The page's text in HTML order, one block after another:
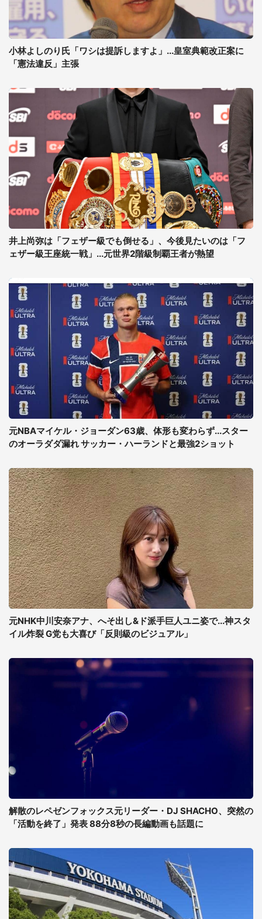
小林よしのり氏「ワシは提訴しますよ」...皇室典範改正案に
「憲法違反」主張
井上尚弥は「フェザー級でも倒せる」、今後見たいのは「フ
ェザー級王座統一戦」...元世界2階級制覇王者が熱望
元NBAマイケル・ジョーダン63歳、体形も変わらず...スター
のオーラダダ漏れ サッカー・ハーランドと最強2ショット
元NHK中川安奈アナ、へそ出し&ド派手巨人ユニ姿で...神スタ
イル炸裂 G党も大喜び「反則級のビジュアル」
解散のレペゼンフォックス元リーダー・DJ SHACHO、突然の
「活動を終了」発表 88分8秒の長編動画も話題に